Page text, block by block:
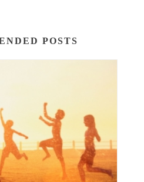
POSTS